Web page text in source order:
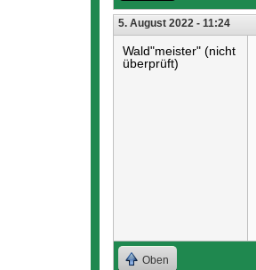
5. August 2022 - 11:24
Wald"meister" (nicht
überprüft)
Oben